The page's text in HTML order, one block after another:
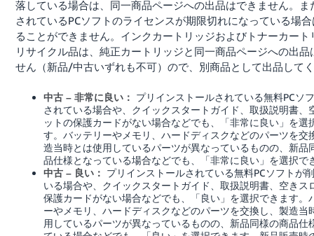
落している場合は、同一商品ページへの出品はできません。ま
されているPCソフトのライセンスが期限切れになっている場
ることができません。インクカートリッジおよびトナーカート
リサイクル品は、純正カートリッジと同一商品ページへの出品
せん（新品/中古いずれも不可）ので、別商品として出品して
中古 – 非常に良い：
プリインストールされている無料PCソ
されている場合や、クイックスタートガイド、取扱説明書、
ットの保護カードがない場合などでも、「非常に良い」を選
す。バッテリーやメモリ、ハードディスクなどのパーツを交
造当時とは使用しているパーツが異なっているものの、新品
品仕様となっている場合などでも、「非常に良い」を選択で
中古 – 良い：
プリインストールされている無料PCソフトが
いる場合や、クイックスタートガイド、取扱説明書、空きス
保護カードがない場合などでも、「良い」を選択できます。
ーやメモリ、ハードディスクなどのパーツを交換し、製造当
用しているパーツが異なっているものの、新品同様の商品仕